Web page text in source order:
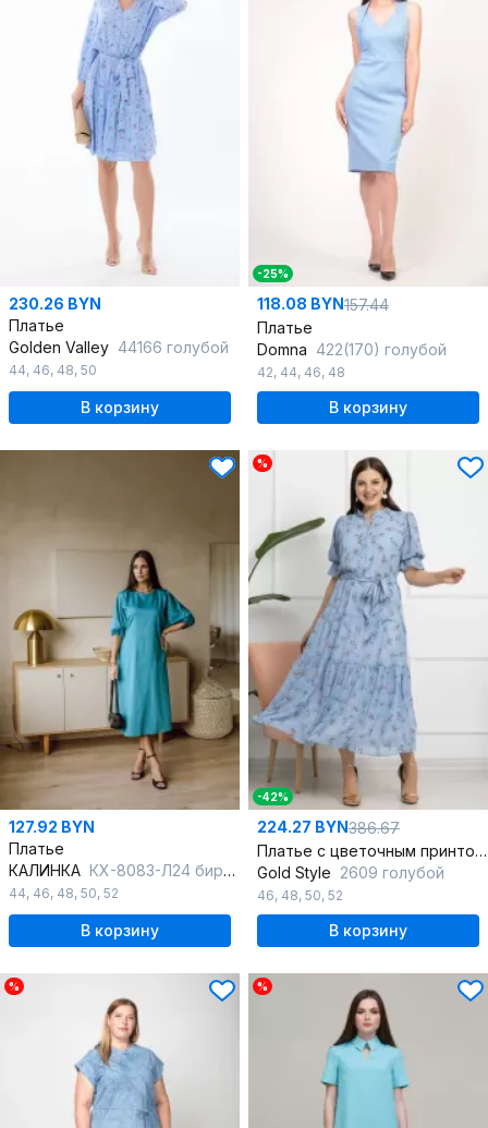
230.26 BYN
Платье
Golden Valley 44166 голубой
44, 46, 48, 50
В корзину
-25%
118.08 BYN157.44
Платье
Domna 422(170) голубой
42, 44, 46, 48
В корзину
127.92 BYN
Платье
КАЛИНКА КХ-8083-Л24 бирюзовый
44, 46, 48, 50, 52
В корзину
%
-42%
224.27 BYN386.67
Платье с цветочным принтом, А-силуэт, съемный пояс, рукава-реглан
Gold Style 2609 голубой
46, 48, 50, 52
В корзину
% %